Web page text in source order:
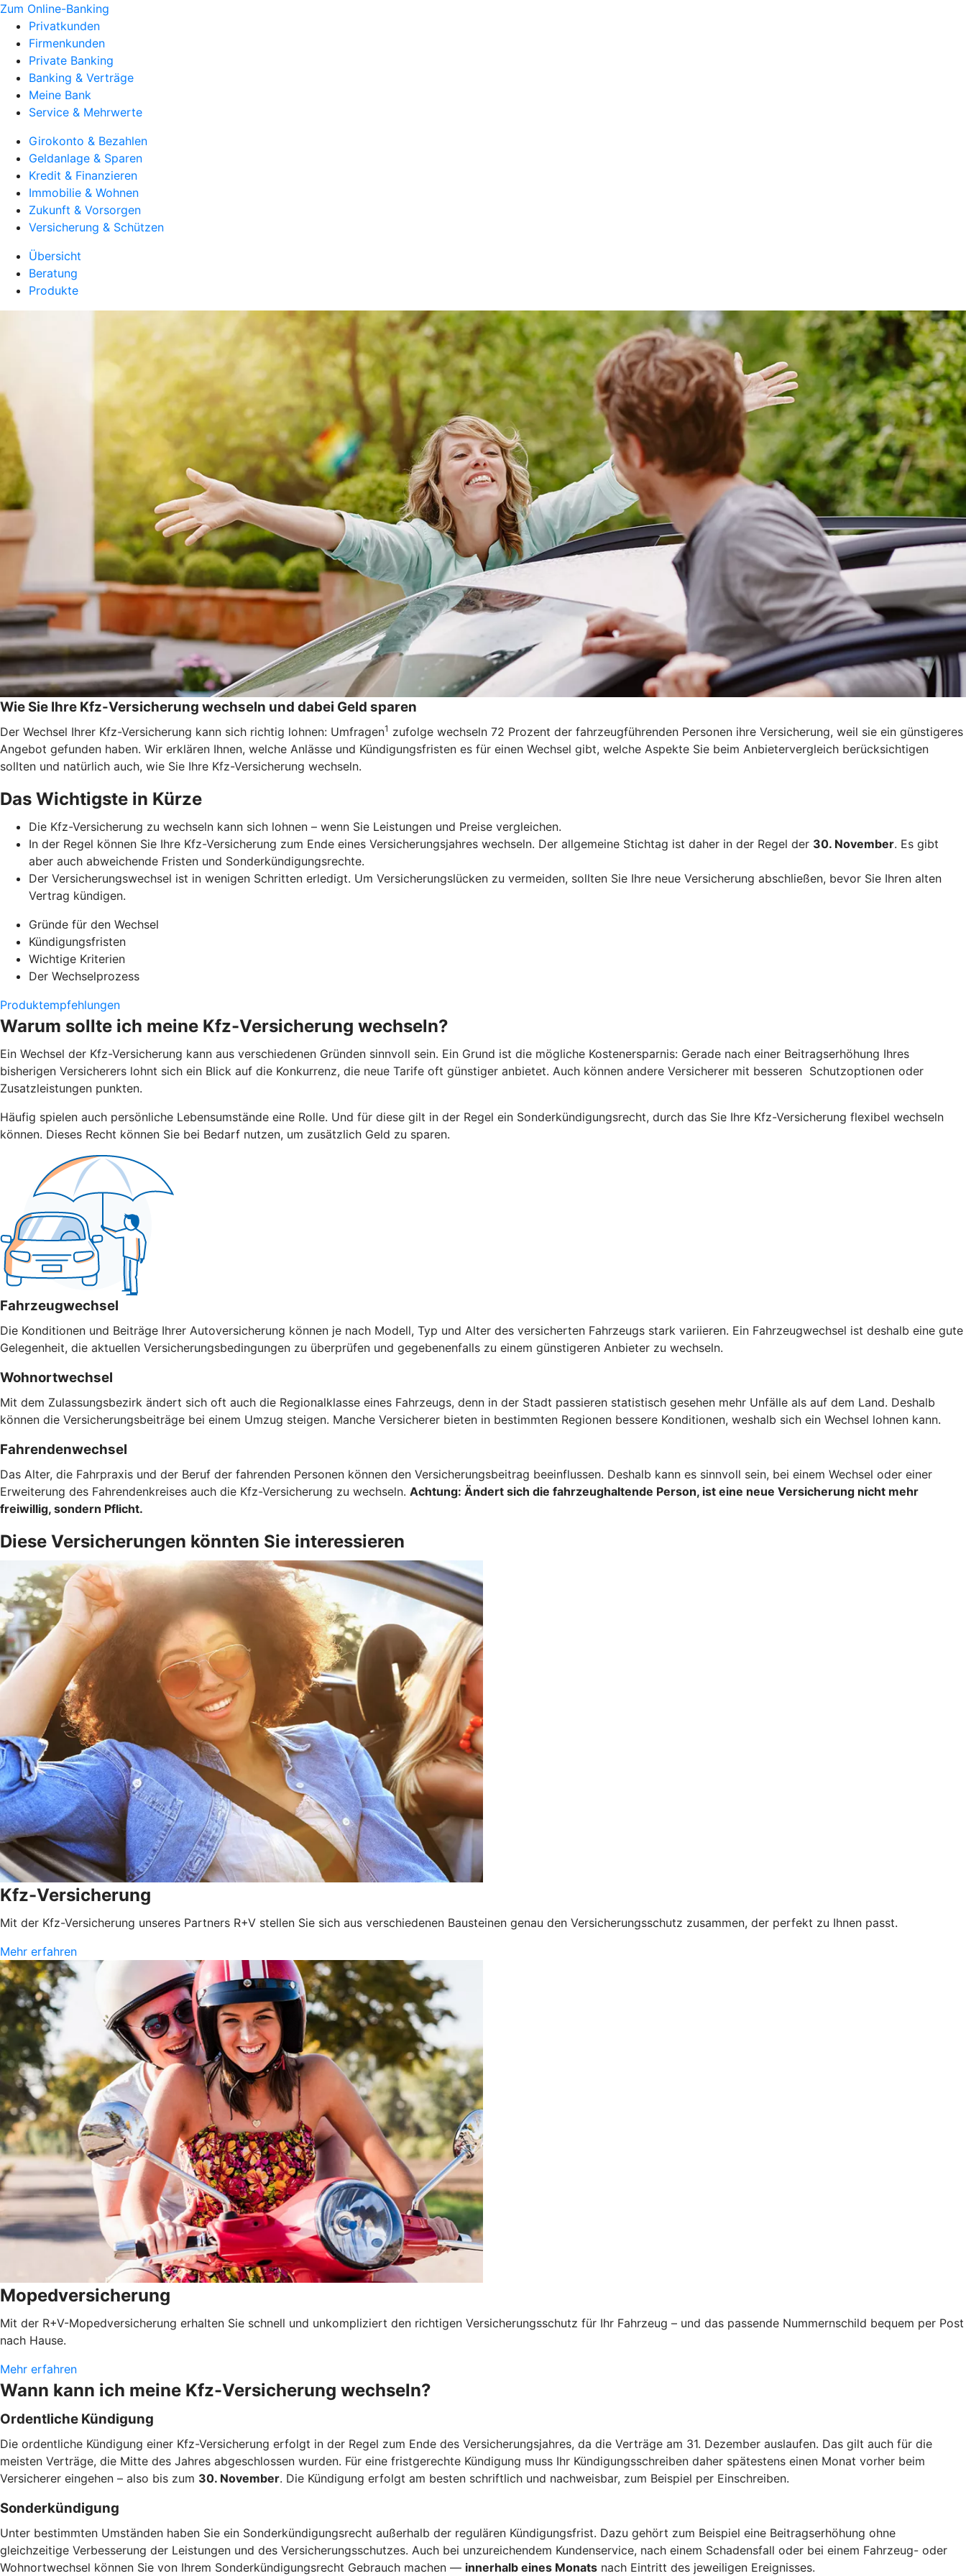
Zum Online-Banking
Privatkunden
Firmenkunden
Private Banking
Banking & Verträge
Meine Bank
Service & Mehrwerte
Girokonto & Bezahlen
Geldanlage & Sparen
Kredit & Finanzieren
Immobilie & Wohnen
Zukunft & Vorsorgen
Versicherung & Schützen
Übersicht
Beratung
Produkte
Wie Sie Ihre Kfz-Versicherung wechseln und dabei Geld sparen
Der Wechsel Ihrer Kfz-Versicherung kann sich richtig lohnen: Umfragen1 zufolge wechseln 72 Prozent der fahrzeugführenden Personen ihre Versicherung, weil sie ein günstigeres
Angebot gefunden haben. Wir erklären Ihnen, welche Anlässe und Kündigungsfristen es für einen Wechsel gibt, welche Aspekte Sie beim Anbietervergleich berücksichtigen
sollten und natürlich auch, wie Sie Ihre Kfz-Versicherung wechseln.
Das Wichtigste in Kürze
Die Kfz-Versicherung zu wechseln kann sich lohnen – wenn Sie Leistungen und Preise vergleichen.
In der Regel können Sie Ihre Kfz-Versicherung zum Ende eines Versicherungsjahres wechseln. Der allgemeine Stichtag ist daher in der Regel der 30. November. Es gibt
aber auch abweichende Fristen und Sonderkündigungsrechte.
Der Versicherungswechsel ist in wenigen Schritten erledigt. Um Versicherungslücken zu vermeiden, sollten Sie Ihre neue Versicherung abschließen, bevor Sie Ihren alten
Vertrag kündigen.
Gründe für den Wechsel
Kündigungsfristen
Wichtige Kriterien
Der Wechselprozess
Produktempfehlungen
Warum sollte ich meine Kfz-Versicherung wechseln?
Ein Wechsel der Kfz-Versicherung kann aus verschiedenen Gründen sinnvoll sein. Ein Grund ist die mögliche Kostenersparnis: Gerade nach einer Beitragserhöhung Ihres
bisherigen Versicherers lohnt sich ein Blick auf die Konkurrenz, die neue Tarife oft günstiger anbietet. Auch können andere Versicherer mit besseren Schutzoptionen oder
Zusatzleistungen punkten.
Häufig spielen auch persönliche Lebensumstände eine Rolle. Und für diese gilt in der Regel ein Sonderkündigungsrecht, durch das Sie Ihre Kfz-Versicherung flexibel wechseln
können. Dieses Recht können Sie bei Bedarf nutzen, um zusätzlich Geld zu sparen.
Fahrzeugwechsel
Die Konditionen und Beiträge Ihrer Autoversicherung können je nach Modell, Typ und Alter des versicherten Fahrzeugs stark variieren. Ein Fahrzeugwechsel ist deshalb eine gute
Gelegenheit, die aktuellen Versicherungsbedingungen zu überprüfen und gegebenenfalls zu einem günstigeren Anbieter zu wechseln.
Wohnortwechsel
Mit dem Zulassungsbezirk ändert sich oft auch die Regionalklasse eines Fahrzeugs, denn in der Stadt passieren statistisch gesehen mehr Unfälle als auf dem Land. Deshalb
können die Versicherungsbeiträge bei einem Umzug steigen. Manche Versicherer bieten in bestimmten Regionen bessere Konditionen, weshalb sich ein Wechsel lohnen kann.
Fahrendenwechsel
Das Alter, die Fahrpraxis und der Beruf der fahrenden Personen können den Versicherungsbeitrag beeinflussen. Deshalb kann es sinnvoll sein, bei einem Wechsel oder einer
Erweiterung des Fahrendenkreises auch die Kfz-Versicherung zu wechseln. Achtung: Ändert sich die fahrzeughaltende Person, ist eine neue Versicherung nicht mehr
freiwillig, sondern Pflicht.
Diese Versicherungen könnten Sie interessieren
Kfz-Versicherung
Mit der Kfz-Versicherung unseres Partners R+V stellen Sie sich aus verschiedenen Bausteinen genau den Versicherungsschutz zusammen, der perfekt zu Ihnen passt.
Mehr erfahren
Mopedversicherung
Mit der R+V-Mopedversicherung erhalten Sie schnell und unkompliziert den richtigen Versicherungsschutz für Ihr Fahrzeug – und das passende Nummernschild bequem per Post
nach Hause.
Mehr erfahren
Wann kann ich meine Kfz-Versicherung wechseln?
Ordentliche Kündigung
Die ordentliche Kündigung einer Kfz-Versicherung erfolgt in der Regel zum Ende des Versicherungsjahres, da die Verträge am 31. Dezember auslaufen. Das gilt auch für die
meisten Verträge, die Mitte des Jahres abgeschlossen wurden. Für eine fristgerechte Kündigung muss Ihr Kündigungsschreiben daher spätestens einen Monat vorher beim
Versicherer eingehen – also bis zum 30. November. Die Kündigung erfolgt am besten schriftlich und nachweisbar, zum Beispiel per Einschreiben.
Sonderkündigung
Unter bestimmten Umständen haben Sie ein Sonderkündigungsrecht außerhalb der regulären Kündigungsfrist. Dazu gehört zum Beispiel eine Beitragserhöhung ohne
gleichzeitige Verbesserung der Leistungen und des Versicherungsschutzes. Auch bei unzureichendem Kundenservice, nach einem Schadensfall oder bei einem Fahrzeug- oder
Wohnortwechsel können Sie von Ihrem Sonderkündigungsrecht Gebrauch machen — innerhalb eines Monats nach Eintritt des jeweiligen Ereignisses.